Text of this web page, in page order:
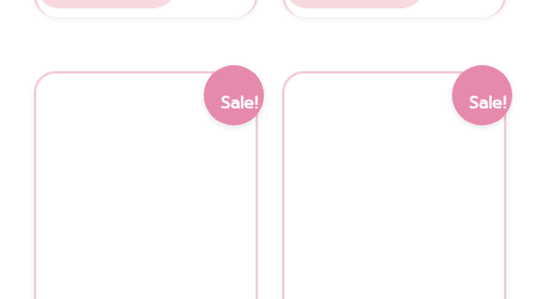
Sale!
Original
Current
price
is:
Sale!
Original
price
is: